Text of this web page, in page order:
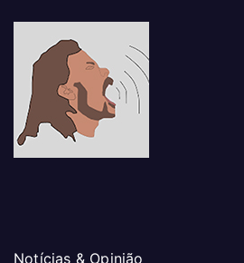
Notícias & Opinião